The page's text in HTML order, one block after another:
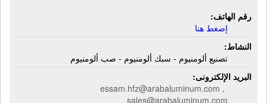
رقم الهاتف:
إضغط هنا
النشاط:
تصنيع ألومنيوم - سبك ألومنيوم - صب ألومنيوم
البريد الإلكترونى:
essam.hfz@arabaluminum.com ,
sales@arabaluminum.com